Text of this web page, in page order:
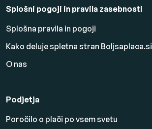
Splošni pogoji in pravila zasebnosti
Splošna pravila in pogoji
Kako deluje spletna stran Boljsaplaca.si
O nas
Podjetja
Poročilo o plači po vsem svetu